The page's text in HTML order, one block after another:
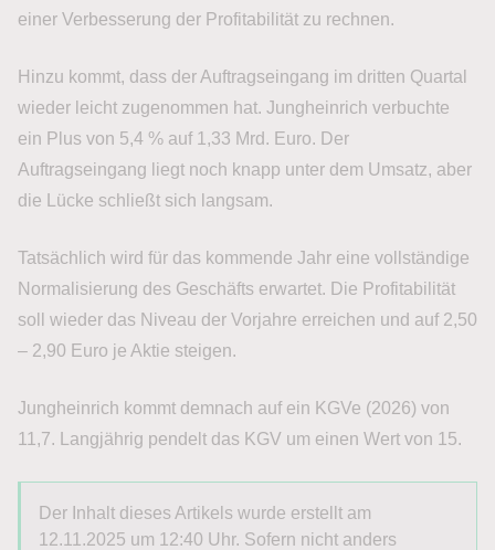
einer Verbesserung der Profitabilität zu rechnen.
Hinzu kommt, dass der Auftragseingang im dritten Quartal
wieder leicht zugenommen hat. Jungheinrich verbuchte
ein Plus von 5,4 % auf 1,33 Mrd. Euro. Der
Auftragseingang liegt noch knapp unter dem Umsatz, aber
die Lücke schließt sich langsam.
Tatsächlich wird für das kommende Jahr eine vollständige
Normalisierung des Geschäfts erwartet. Die Profitabilität
soll wieder das Niveau der Vorjahre erreichen und auf 2,50
– 2,90 Euro je Aktie steigen.
Jungheinrich kommt demnach auf ein KGVe (2026) von
11,7. Langjährig pendelt das KGV um einen Wert von 15.
Der Inhalt dieses Artikels wurde erstellt am
12.11.2025 um 12:40 Uhr. Sofern nicht anders